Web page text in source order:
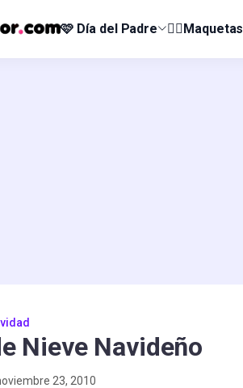
🩷 Día del Padre 👰‍♀️Maquetas
Nieve Navideño
23, 2010